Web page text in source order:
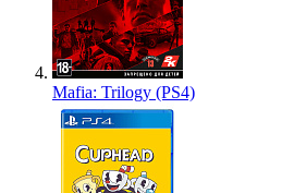
Mafia: Trilogy (PS4)